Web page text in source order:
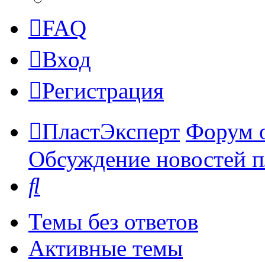
FAQ
Вход
Регистрация
ПластЭксперт Форум
Обсуждение новостей
Темы без ответов
Активные темы